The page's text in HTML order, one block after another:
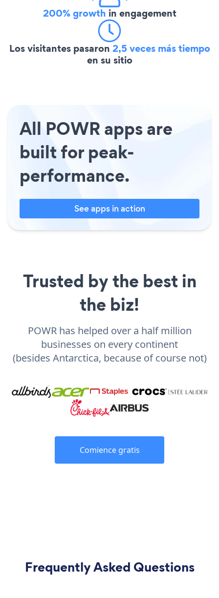
200% growth in engagement
Los visitantes pasaron 2,5 veces más tiempo
en su sitio
All POWR apps are
built for peak-
performance.
See apps in action
Trusted by the best in
the biz!
POWR has helped over a half million
businesses on every continent
(besides Antarctica, because of course not)
Comience gratis
Frequently Asked Questions